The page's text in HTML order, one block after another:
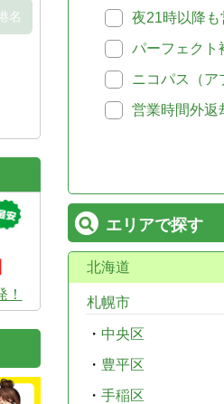
夜21時以降も
パーフェクト
ニコパス（ア
営業時間外返
エリアで探す
北海道
札幌市
・ 中央区
・ 豊平区
・ 手稲区
名